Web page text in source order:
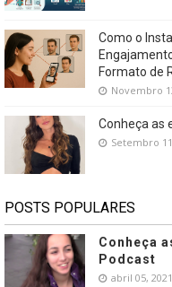
Como o
Formato de
Novembro
Conheça as
Setembro
POSTS POPULARES
Conheça
Podcast
abril 05, 2021